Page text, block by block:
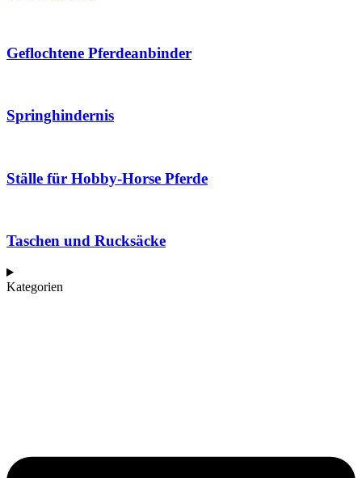
Geflochtene Pferdeanbinder
Springhindernis
Ställe für Hobby-Horse Pferde
Taschen und Rucksäcke
Kategorien